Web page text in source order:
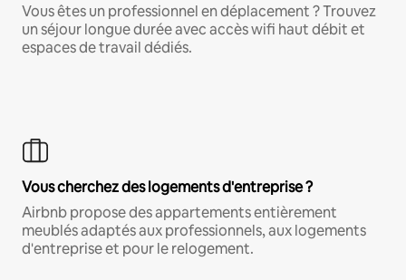
Vous êtes un professionnel en déplacement ? Trouvez
un séjour longue durée avec accès wifi haut débit et
espaces de travail dédiés.
Vous cherchez des logements d'entreprise ?
Airbnb propose des appartements entièrement
meublés adaptés aux professionnels, aux logements
d'entreprise et pour le relogement.